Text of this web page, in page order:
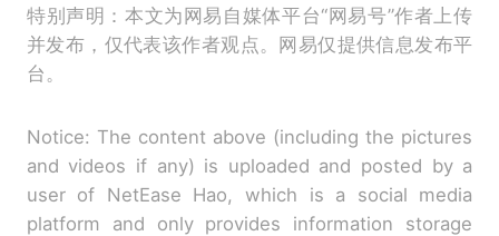
特别声明：本文为网易自媒体平台“网易号”作者上传
并发布，仅代表该作者观点。网易仅提供信息发布平
台。
Notice: The content above (including the pictures
and videos if any) is uploaded and posted by a
user of NetEase Hao, which is a social media
platform and only provides information storage